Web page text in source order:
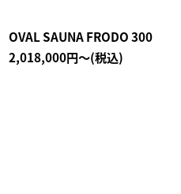
OVAL SAUNA FRODO 300
2,018,000円～(税込)